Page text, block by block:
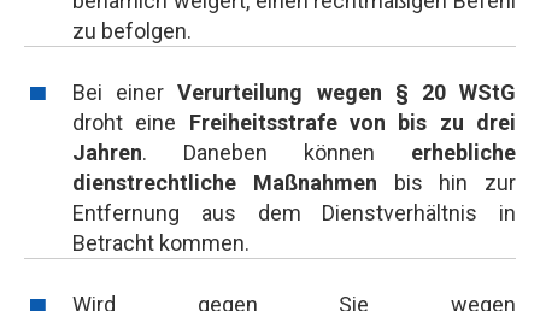
zu befolgen.
Bei einerVerurteilung wegen § 20 WStG
droht eine Freiheitsstrafe von bis zu drei
Jahren. Daneben können erhebliche
dienstrechtliche Maßnahmen bis hin zur
Entfernung aus dem Dienstverhältnis in
Betracht kommen.
Wird gegen Sie wegen